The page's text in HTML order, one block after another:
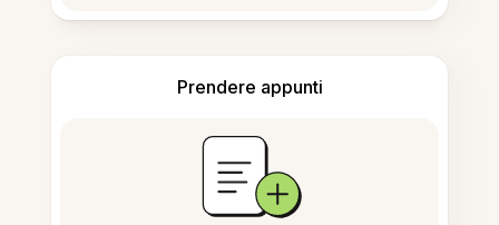
Prendere appunti